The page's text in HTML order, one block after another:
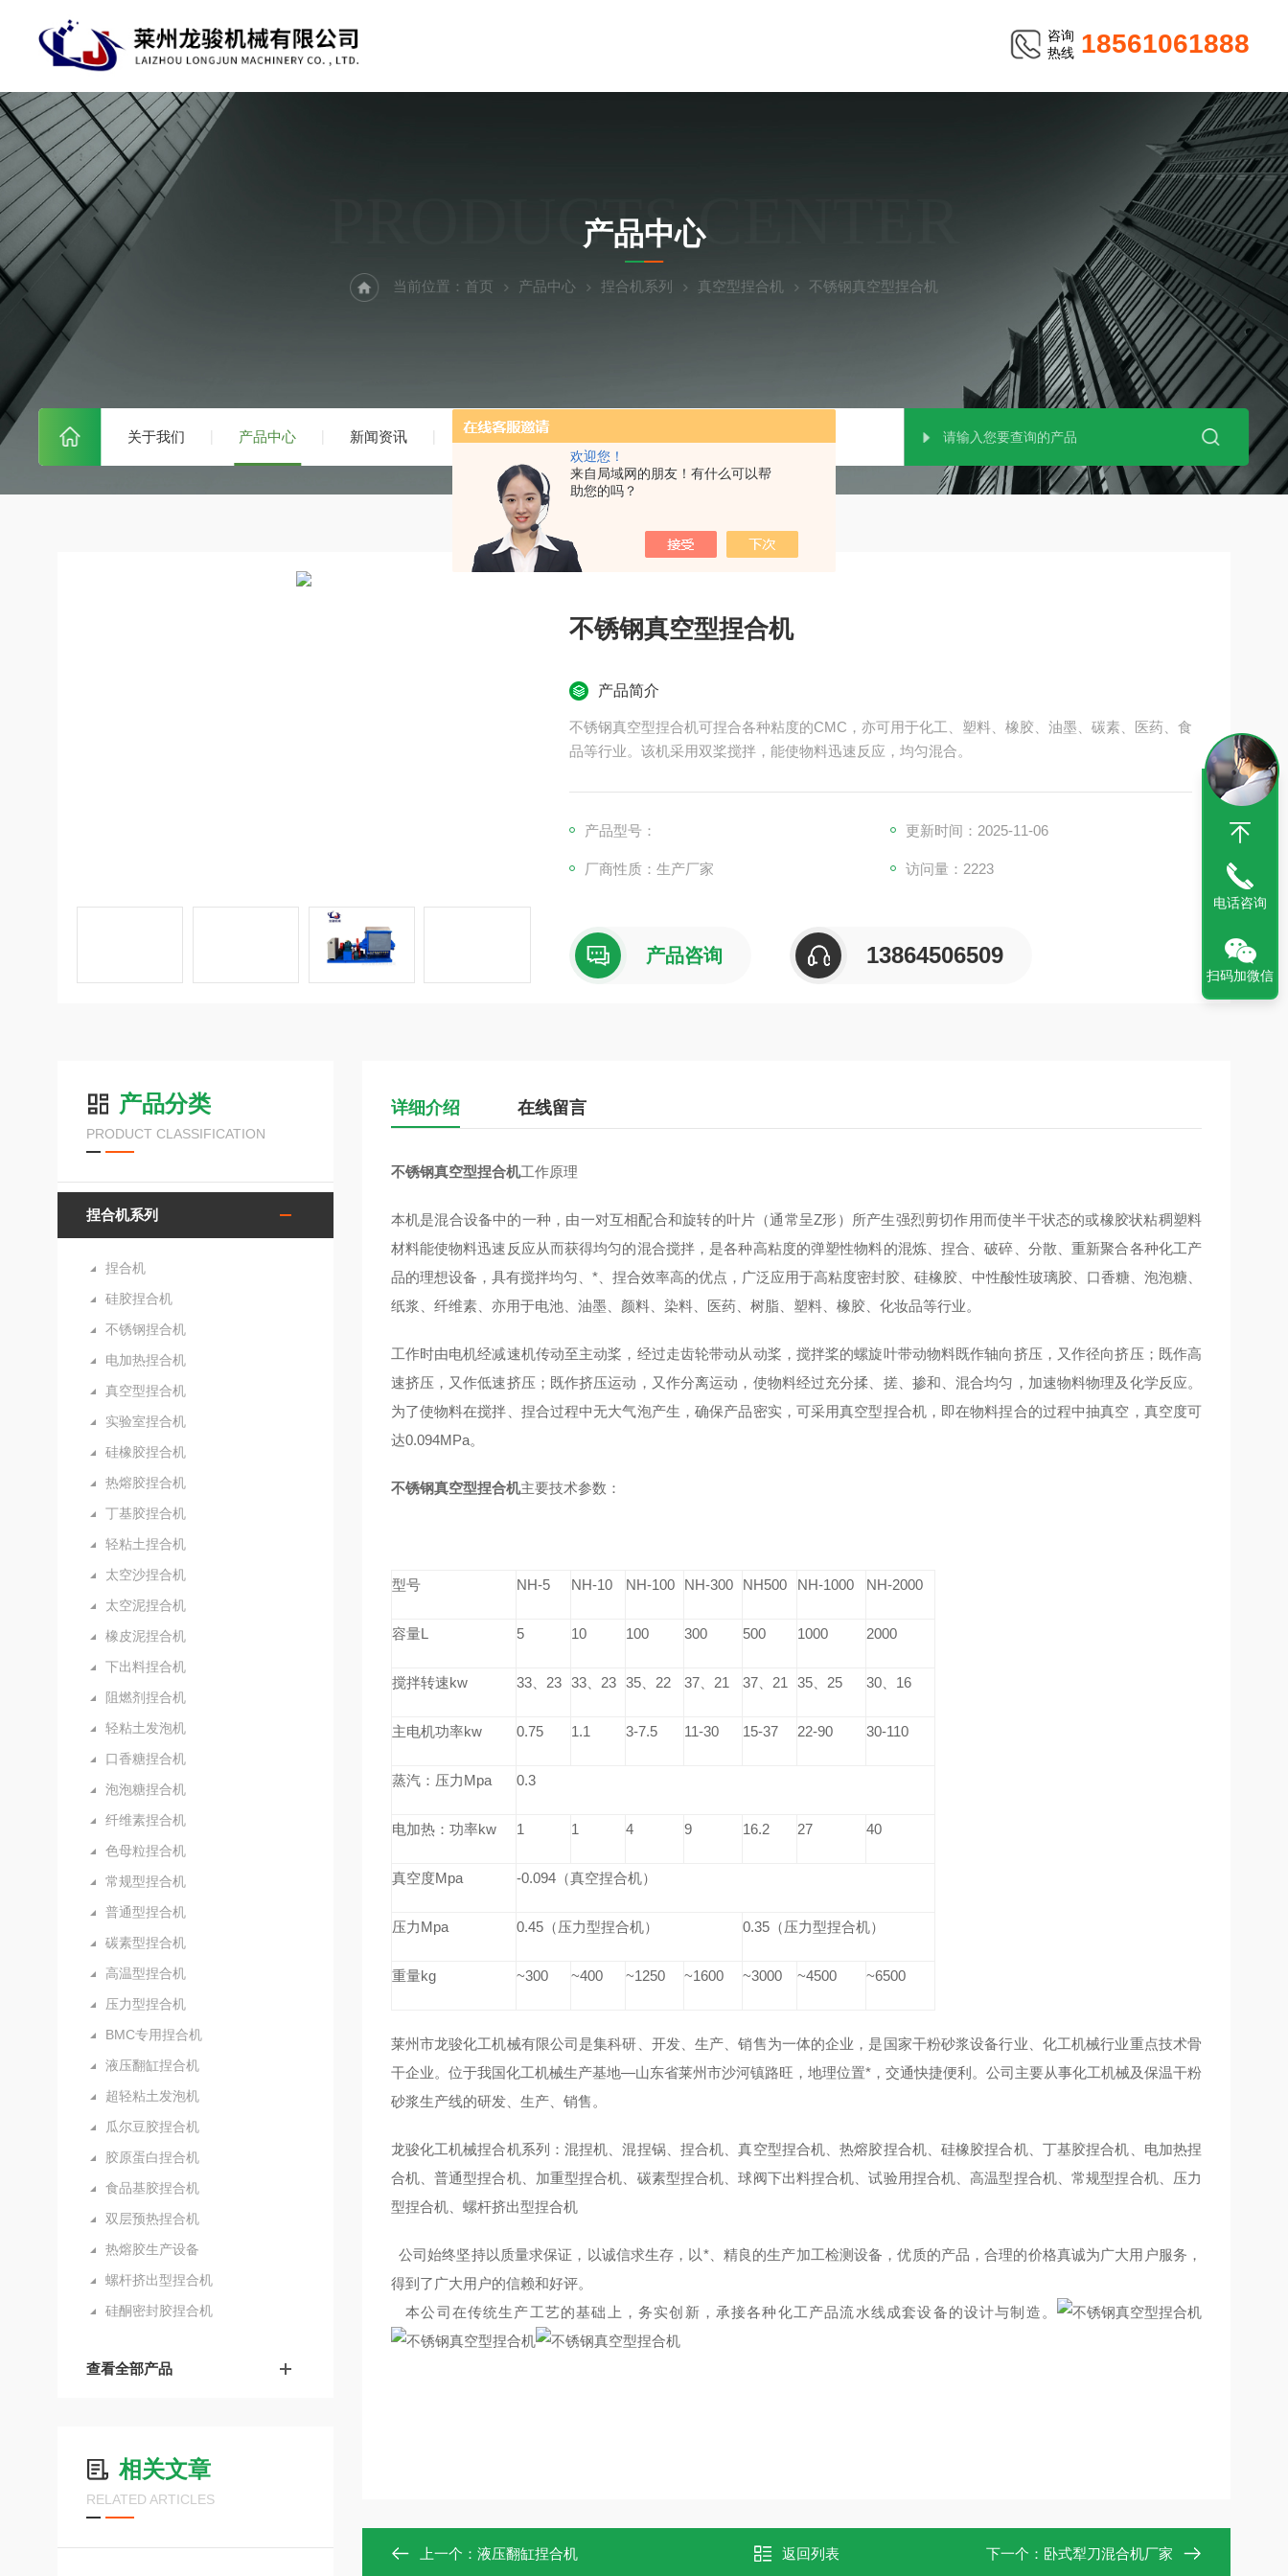
欢迎您！
来自局域网的朋友！有什么可以帮
助您的吗？
咨询
热线 18561061888
关于我们 产品中心 新闻资讯 技术文章
PRODUCTS CENTER
产品中心
当前位置： 首页 产品中心 捏合机系列 真空型捏合机 不锈钢真空型捏合机
不锈钢真空型捏合机
产品简介
不锈钢真空型捏合机可捏合各种粘度的CMC，亦可用于化工、塑料、橡胶、油墨、碳素、医药、食
品等行业。该机采用双桨搅拌，能使物料迅速反应，均匀混合。
产品型号： 更新时间：2025-11-06
厂商性质：生产厂家 访问量：2223
产品咨询 13864506509
产品分类
PRODUCT CLASSIFICATION
捏合机系列
捏合机
硅胶捏合机
不锈钢捏合机
电加热捏合机
真空型捏合机
实验室捏合机
硅橡胶捏合机
热熔胶捏合机
丁基胶捏合机
轻粘土捏合机
太空沙捏合机
太空泥捏合机
橡皮泥捏合机
下出料捏合机
阻燃剂捏合机
轻粘土发泡机
口香糖捏合机
泡泡糖捏合机
纤维素捏合机
色母粒捏合机
常规型捏合机
普通型捏合机
碳素型捏合机
高温型捏合机
压力型捏合机
BMC专用捏合机
液压翻缸捏合机
超轻粘土发泡机
瓜尔豆胶捏合机
胶原蛋白捏合机
食品基胶捏合机
双层预热捏合机
热熔胶生产设备
螺杆挤出型捏合机
硅酮密封胶捏合机
查看全部产品
相关文章
RELATED ARTICLES
详细介绍 在线留言
不锈钢真空型捏合机工作原理
本机是混合设备中的一种，由一对互相配合和旋转的叶片（通常呈Z形）所产生强烈剪切作用而使半干状态的或橡胶状粘稠塑料
材料能使物料迅速反应从而获得均匀的混合搅拌，是各种高粘度的弹塑性物料的混炼、捏合、破碎、分散、重新聚合各种化工产
品的理想设备，具有搅拌均匀、*、捏合效率高的优点，广泛应用于高粘度密封胶、硅橡胶、中性酸性玻璃胶、口香糖、泡泡糖、
纸浆、纤维素、亦用于电池、油墨、颜料、染料、医药、树脂、塑料、橡胶、化妆品等行业。
工作时由电机经减速机传动至主动桨，经过走齿轮带动从动桨，搅拌桨的螺旋叶带动物料既作轴向挤压，又作径向挤压；既作高
速挤压，又作低速挤压；既作挤压运动，又作分离运动，使物料经过充分揉、搓、掺和、混合均匀，加速物料物理及化学反应。
为了使物料在搅拌、捏合过程中无大气泡产生，确保产品密实，可采用真空型捏合机，即在物料捏合的过程中抽真空，真空度可
达0.094MPa。
不锈钢真空型捏合机主要技术参数：
型号 NH-5 NH-10 NH-100 NH-300 NH500 NH-1000 NH-2000
容量L 5 10 100 300 500 1000 2000
搅拌转速kw 33、23 33、23 35、22 37、21 37、21 35、25 30、16
主电机功率kw 0.75 1.1 3-7.5 11-30 15-37 22-90 30-110
蒸汽：压力Mpa 0.3
电加热：功率kw 1 1 4 9 16.2 27 40
真空度Mpa -0.094（真空捏合机）
压力Mpa 0.45（压力型捏合机） 0.35（压力型捏合机）
重量kg ~300 ~400 ~1250 ~1600 ~3000 ~4500 ~6500
莱州市龙骏化工机械有限公司是集科研、开发、生产、销售为一体的企业，是国家干粉砂浆设备行业、化工机械行业重点技术骨
干企业。位于我国化工机械生产基地—山东省莱州市沙河镇路旺，地理位置*，交通快捷便利。公司主要从事化工机械及保温干粉
砂浆生产线的研发、生产、销售。
龙骏化工机械捏合机系列：混捏机、混捏锅、捏合机、真空型捏合机、热熔胶捏合机、硅橡胶捏合机、丁基胶捏合机、电加热捏
合机、普通型捏合机、加重型捏合机、碳素型捏合机、球阀下出料捏合机、试验用捏合机、高温型捏合机、常规型捏合机、压力
型捏合机、螺杆挤出型捏合机
公司始终坚持以质量求保证，以诚信求生存，以*、精良的生产加工检测设备，优质的产品，合理的价格真诚为广大用户服务，
得到了广大用户的信赖和好评。
本公司在传统生产工艺的基础上，务实创新，承接各种化工产品流水线成套设备的设计与制造。
上一个： 液压翻缸捏合机 返回列表 下一个： 卧式犁刀混合机厂家
电话咨询
扫码加微信